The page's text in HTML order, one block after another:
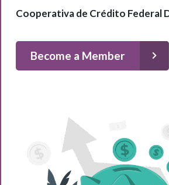
Cooperativa de Crédito Federal
Become a Member